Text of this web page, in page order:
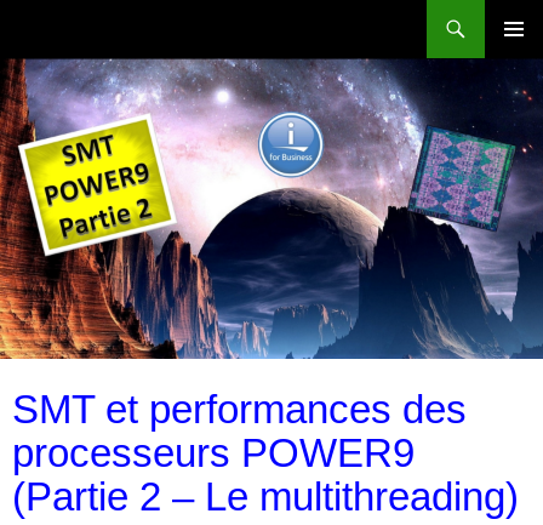
contenu
MENU
SMT et performances des
processeurs POWER9
(Partie 2 – Le multithreading)